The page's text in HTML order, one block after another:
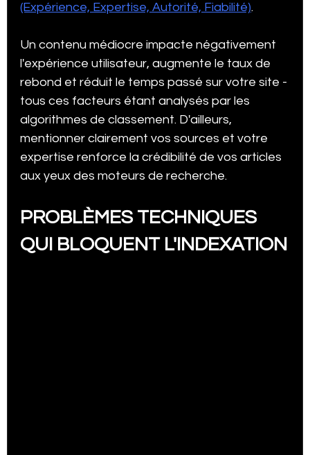
(Expérience, Expertise, Autorité, Fiabilité).
Un contenu médiocre impacte négativement
l'expérience utilisateur, augmente le taux de
rebond et réduit le temps passé sur votre site -
tous ces facteurs étant analysés par les
algorithmes de classement. D'ailleurs,
mentionner clairement vos sources et votre
expertise renforce la crédibilité de vos articles
aux yeux des moteurs de recherche.
PROBLÈMES TECHNIQUES
QUI BLOQUENT L'INDEXATION